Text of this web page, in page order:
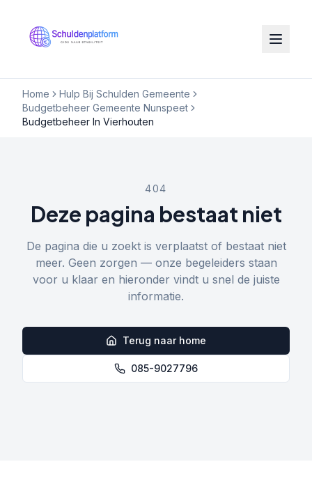
Home
Hulp Bij Schulden Gemeente
Budgetbeheer Gemeente Nunspeet
Budgetbeheer In Vierhouten
404
Deze pagina bestaat niet
De pagina die u zoekt is verplaatst of bestaat niet
meer. Geen zorgen — onze begeleiders staan
voor u klaar en hieronder vindt u snel de juiste
informatie.
Terug naar home
085-9027796